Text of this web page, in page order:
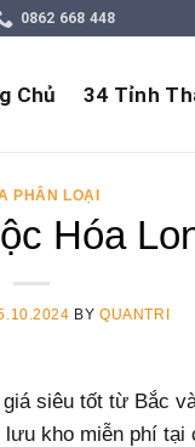
0862 668 448
Chủ 34 Tỉnh
PHÂN LOẠI
Hóa
BYQUANTRI
siêu tốt từ Bắc
kho miễn phí tại